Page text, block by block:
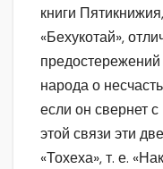
книги
«Бехукотай»,
народа о
если он свернет
этой связи эти
«Тохеха», т. е.